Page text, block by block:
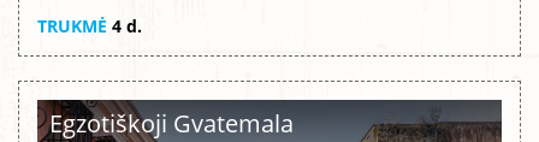
TRUKMĖ 4 d.
Egzotiškoji Gvatemala